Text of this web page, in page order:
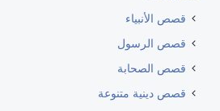
قصص الأنبياء
قصص الرسول
قصص الصحابة
قصص دينية متنوعة